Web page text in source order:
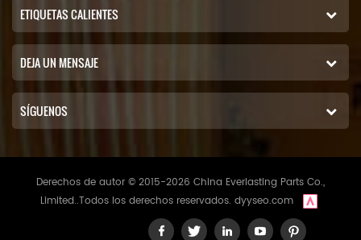
ETIQUETAS CALIENTES
DEJA UN MENSAJE
SÍGUENOS
Derechos de autor © 2015-2026 China Everlasting Parts Co.,
Limited..Todos los derechos reservados. dyyseo.com